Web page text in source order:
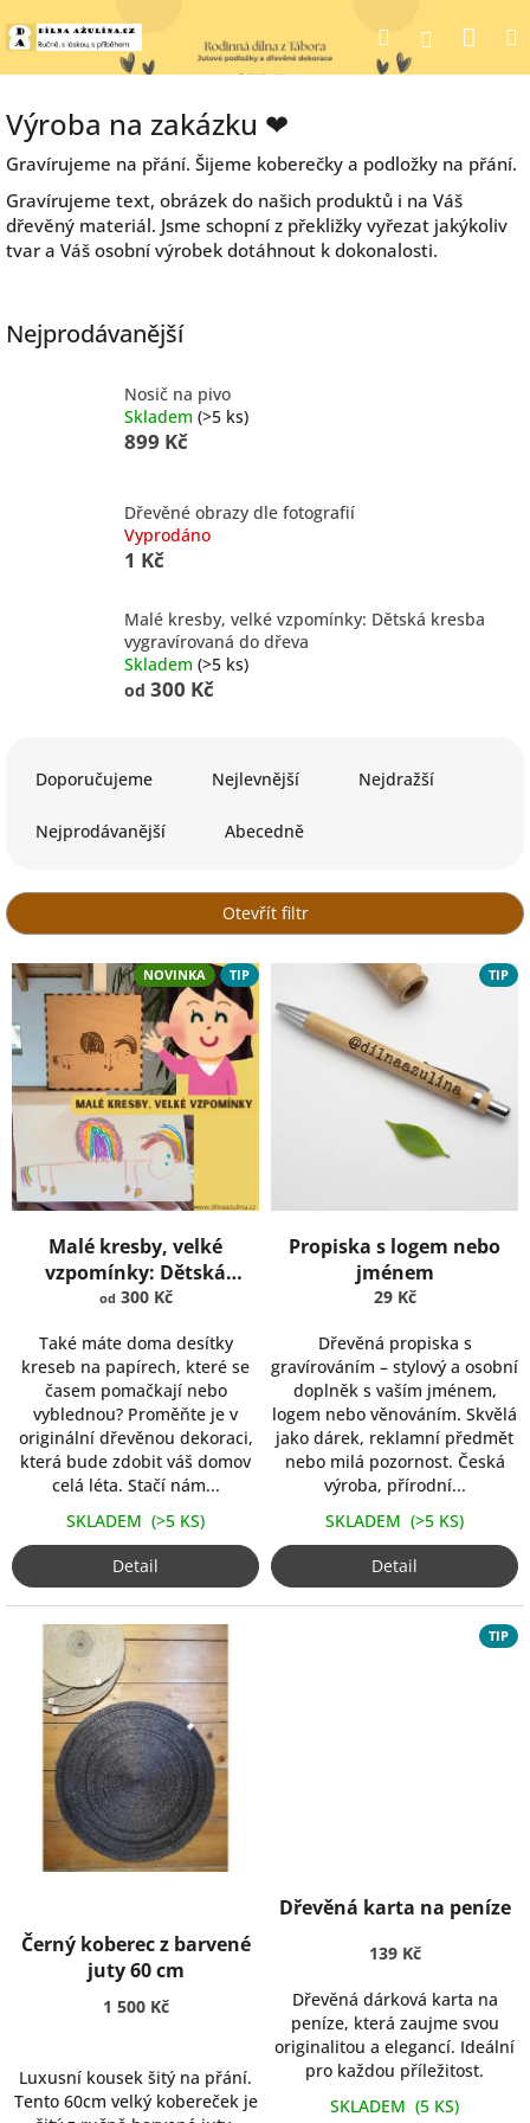
na
obsah
Hledat
Výroba na zakázku ❤
Gravírujeme na přání. Šijeme koberečky a podložky na přání.
Gravírujeme text, obrázek do našich produktů i na Váš
dřevěný materiál. Jsme schopní z překližky vyřezat jakýkoliv
tvar a Váš osobní výrobek dotáhnout k dokonalosti.
Nejprodávanější
Nosič na pivo
Skladem (>5 ks)
899 Kč
Dřevěné obrazy dle fotografií
Vyprodáno
1 Kč
Malé kresby, velké vzpomínky: Dětská kresba
vygravírovaná do dřeva
Skladem (>5 ks)
od 300 Kč
p
r
o
d
k
t
ů
Doporučujeme Nejlevnější Nejdražší
Nejprodávanější Abecedně
Otevřít filtr
V
p
p
r
o
d
u
NOVINKA TIP
Malé kresby, velké
vzpomínky: Dětská
kresba vygravírovaná do
od 300 Kč
Také máte doma desítky
kreseb na papírech, které se
časem pomačkají nebo
vyblednou? Proměňte je v
originální dřevěnou dekoraci,
která bude zdobit váš domov
celá léta. Stačí nám...
SKLADEM (>5 KS)
Detail
TIP
Propiska s logem nebo
jménem
29 Kč
Dřevěná propiska s
gravírováním – stylový a osobní
doplněk s vaším jménem,
logem nebo věnováním. Skvělá
jako dárek, reklamní předmět
nebo milá pozornost. Česká
výroba, přírodní...
SKLADEM (>5 KS)
Detail
Černý koberec z barvené
juty 60 cm
1 500 Kč
Luxusní kousek šitý na přání.
Tento 60cm velký kobereček je
TIP
Dřevěná karta na peníze
139 Kč
Dřevěná dárková karta na
peníze, která zaujme svou
originalitou a elegancí. Ideální
pro každou příležitost.
SKLADEM (5 KS)